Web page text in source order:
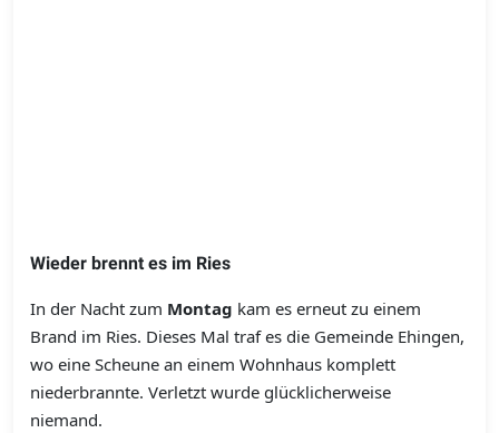
Wieder brennt es im Ries
In der Nacht zum Montag kam es erneut zu einem
Brand im Ries. Dieses Mal traf es die Gemeinde Ehingen,
wo eine Scheune an einem Wohnhaus komplett
niederbrannte. Verletzt wurde glücklicherweise
niemand.